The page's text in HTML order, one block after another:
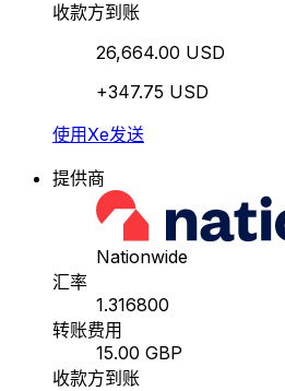
收款方到账
26,664.00 USD
+347.75 USD
使用Xe发送
提供商
Nationwide
汇率
1.316800
转账费用
15.00 GBP
收款方到账